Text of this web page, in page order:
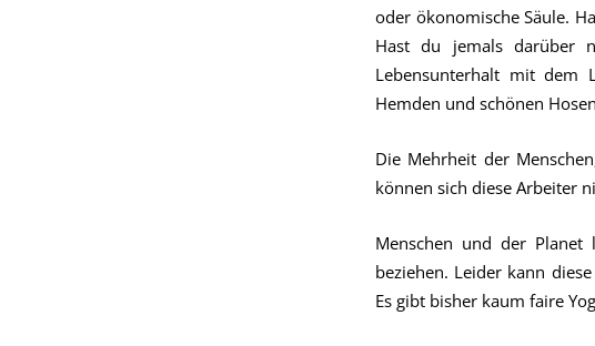
oder ökonomische Säule.
Hast du jemals darüber
Lebensunterhalt mit dem
Hemden und schönen
Die Mehrheit der
können sich diese Arbeiter
Menschen und der
beziehen. Leider kann
Es gibt bisher kaum faire